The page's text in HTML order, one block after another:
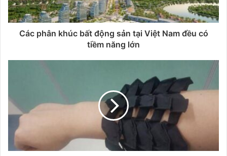
Các phân khúc bất động sản tại Việt Nam đều có
tiềm năng lớn